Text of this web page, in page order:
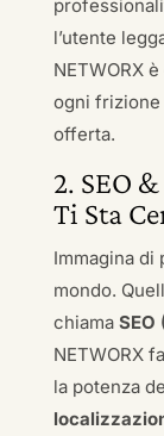
l’utente
NETWORX
ogni frizione
offerta.
2. SEO
Ti Sta
Immagina di
mondo.
chiama SEO
NETWORX
la potenza